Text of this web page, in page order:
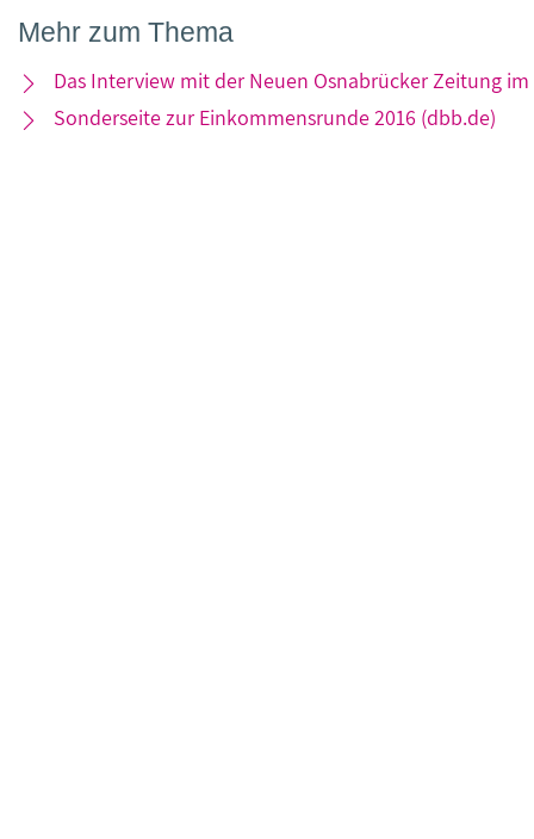
Mehr zum Thema
Das Interview mit der Neuen Osnabrücker Zeitung
Sonderseite zur Einkommensrunde 2016 (dbb.de)